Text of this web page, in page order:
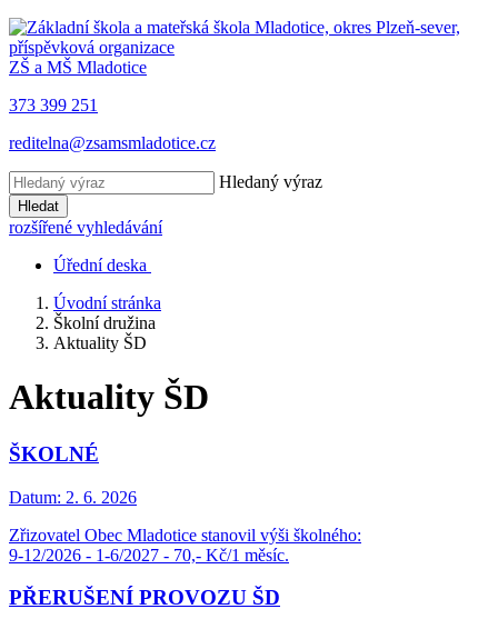
ZŠ a MŠ Mladotice
373 399 251
reditelna@zsamsmladotice.cz
Hledaný výraz
Hledat
rozšířené vyhledávání
Úřední deska
Úvodní stránka
Školní družina
Aktuality ŠD
Aktuality ŠD
ŠKOLNÉ
Datum: 2. 6. 2026
Zřizovatel Obec Mladotice stanovil výši školného:
9-12/2026 - 1-6/2027 - 70,- Kč/1 měsíc.
PŘERUŠENÍ PROVOZU ŠD